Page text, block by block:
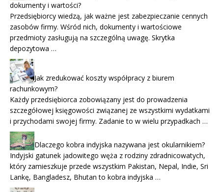
dokumenty i wartości?
Przedsiębiorcy wiedzą, jak ważne jest zabezpieczanie cennych
zasobów firmy. Wśród nich, dokumenty i wartościowe
przedmioty zasługują na szczególną uwagę. Skrytka
depozytowa …
Jak zredukować koszty współpracy z biurem
rachunkowym?
Każdy przedsiębiorca zobowiązany jest do prowadzenia
szczegółowej księgowości związanej ze wszystkimi wydatkami
i przychodami swojej firmy. Zadanie to w wielu przypadkach …
Dlaczego kobra indyjska nazywana jest okularnikiem?
Indyjski gatunek jadowitego węża z rodziny zdradnicowatych,
który zamieszkuje przede wszystkim Pakistan, Nepal, Indie, Sri
Lankę, Bangladesz, Bhutan to kobra indyjska …